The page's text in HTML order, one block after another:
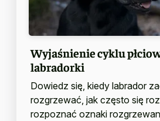
Wyjaśnienie cyklu
labradorki
Dowiedz się, kiedy labrador
rozgrzewać, jak często się
rozpoznać oznaki